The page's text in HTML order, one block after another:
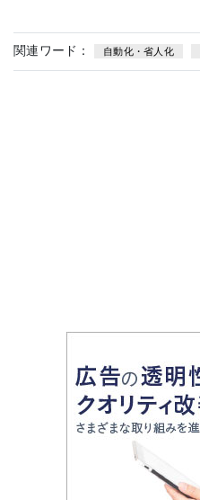
関連ワード： 自動化・省人化